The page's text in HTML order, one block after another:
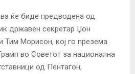
ќе биде предводена од
државен секретар Џон
Тим Морисон, кој го презема
во Советот за национална
од Пентагон,